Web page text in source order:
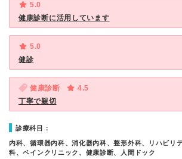
5.0
健康診断に活用しています
5.0
健診
健康診断
4.5
丁寧で親切
診療科目：
内科、循環器内科、消化器内科、整形外科、リハビリ
科、ペインクリニック、健康診断、人間ドック